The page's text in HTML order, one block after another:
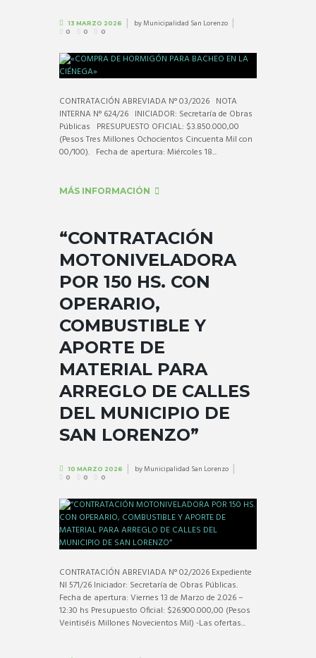
13 MARZO 2026 byMunicipalidad San Lorenzo
0 0 0
CONTRATACIÓN ABREVIADA N° 03/2026 NOTA
INTERNA N° 624/26 INICIADOR: Secretaría de Obras
Públicas PRESUPUESTO OFICIAL: $3.850.000,00
(Pesos Tres Millones Ochocientos Cincuenta Mil con
00/100). Fecha de apertura: Miércoles 18...
MÁS INFORMACIÓN
“CONTRATACIÓN
MOTONIVELADORA
POR 150 HS. CON
OPERARIO,
COMBUSTIBLE Y
APORTE DE
MATERIAL PARA
ARREGLO DE CALLES
DEL MUNICIPIO DE
SAN LORENZO”
10 MARZO 2026 byMunicipalidad San Lorenzo
0 0 0
CONTRATACIÓN ABREVIADA N° 02/2026 Expediente
NI 571/26 Iniciador: Secretaría de Obras Públicas.
Fecha de apertura: Viernes 13 de Marzo de 2.026 –
12:30 hs Presupuesto Oficial: $26.900.000,00 (Pesos
Veintiséis Millones Novecientos Mil) -Las ofertas...